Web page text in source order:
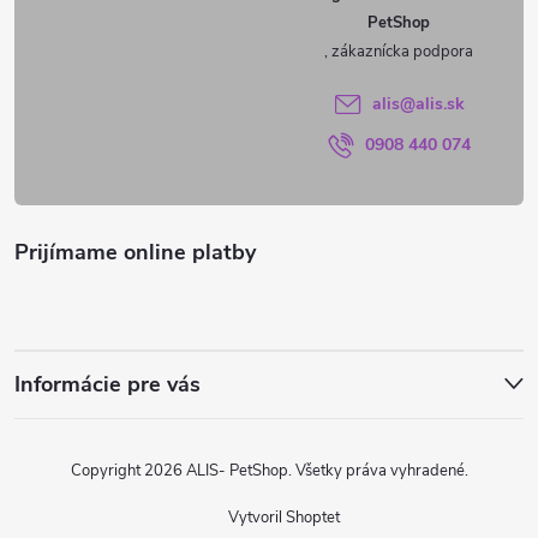
PetShop
alis@alis.sk
0908 440 074
Prijímame online platby
Informácie pre vás
Vytvoril Shoptet
Copyright 2026 ALIS- PetShop. Všetky práva vyhradené.